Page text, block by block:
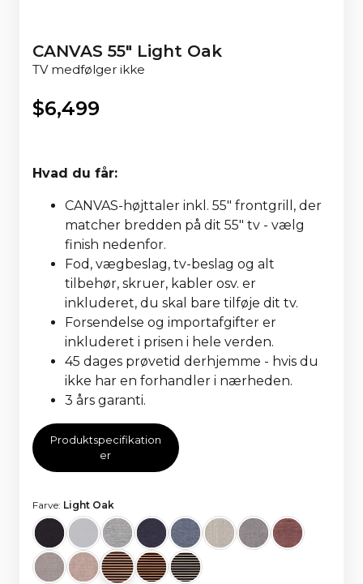
CANVAS 55" Light Oak
TV medfølger ikke
$6,499
Hvad du får:
CANVAS-højttaler inkl. 55" frontgrill, der
matcher bredden på dit 55" tv - vælg
finish nedenfor.
Fod, vægbeslag, tv-beslag og alt
tilbehør, skruer, kabler osv. er
inkluderet, du skal bare tilføje dit tv.
Forsendelse og importafgifter er
inkluderet i prisen i hele verden.
45 dages prøvetid derhjemme - hvis du
ikke har en forhandler i nærheden.
3 års garanti.
Produktspecifikation
er
Farve: Light Oak